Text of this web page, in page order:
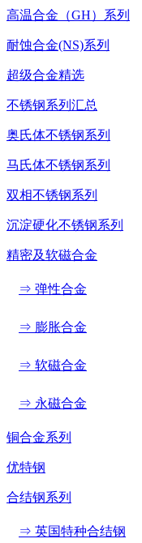
高温合金（GH）系列
耐蚀合金(NS)系列
超级合金精选
不锈钢系列汇总
奥氏体不锈钢系列
马氏体不锈钢系列
双相不锈钢系列
沉淀硬化不锈钢系列
精密及软磁合金
⇒ 弹性合金
⇒ 膨胀合金
⇒ 软磁合金
⇒ 永磁合金
铜合金系列
优特钢
合结钢系列
⇒ 英国特种合结钢